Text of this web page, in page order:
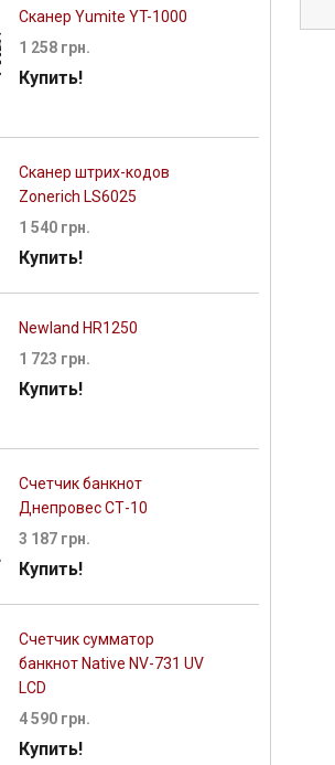
Сканер Yumite YT-1000
1 258 грн.
Купить!
Сканер штрих-кодов
Zonerich LS6025
1 540 грн.
Купить!
Newland HR1250
1 723 грн.
Купить!
Счетчик банкнот
Днепровес СТ-10
3 187 грн.
Купить!
Счетчик сумматор
банкнот Native NV-731 UV
LCD
4 590 грн.
Купить!